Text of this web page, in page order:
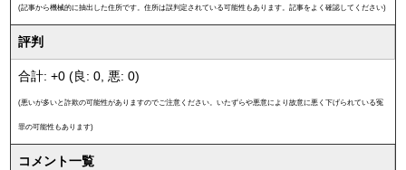
(記事から機械的に抽出した住所です。住所は誤判定されている可能性もあります。記事をよく確認してください)
評判
合計: +0 (良: 0, 悪: 0)
(悪いが多いと詐欺の可能性がありますのでご注意ください。いたずらや悪意により故意に悪く下げられている冤
罪の可能性もあります)
コメント一覧